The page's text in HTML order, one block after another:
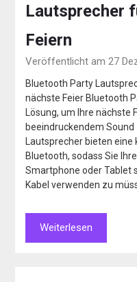
Lautsprecher
Feiern
Veröffentlicht am 27
Bluetooth Party
nächste Feier Bluetooth
Lösung, um Ihre
beeindruckendem
Lautsprecher bieten
Bluetooth, sodass Sie
Smartphone oder Tablet
Kabel verwenden zu
Weiterlesen